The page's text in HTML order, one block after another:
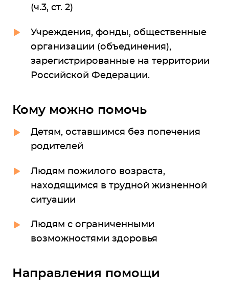
(ч.3, ст. 2)
Учреждения, фонды, общественные
организации (объединения),
зарегистрированные на территории
Российской Федерации.
Кому можно помочь
Детям, оставшимся без попечения
родителей
Людям пожилого возраста,
находящимся в трудной жизненной
ситуации
Людям с ограниченными
возможностями здоровья
Направления помощи